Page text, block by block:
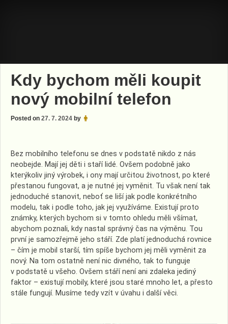
Kdy bychom měli koupit
nový mobilní telefon
Posted on 27. 7. 2024 by
Bez mobilního telefonu se dnes v podstatě nikdo z nás
neobejde. Mají jej děti i staří lidé. Ovšem podobně jako
kterýkoliv jiný výrobek, i ony mají určitou životnost, po které
přestanou fungovat, a je nutné jej vyměnit. Tu však není tak
jednoduché stanovit, neboť se liší jak podle konkrétního
modelu, tak i podle toho, jak jej využíváme. Existují proto
známky, kterých bychom si v tomto ohledu měli všímat,
abychom poznali, kdy nastal správný čas na výměnu. Tou
první je samozřejmě jeho stáří. Zde platí jednoduchá rovnice
– čím je mobil starší, tím spíše bychom jej měli vyměnit za
nový. Na tom ostatně není nic divného, tak to funguje
v podstatě u všeho. Ovšem stáří není ani zdaleka jediný
faktor – existují mobily, které jsou staré mnoho let, a přesto
stále fungují. Musíme tedy vzít v úvahu i další věci.